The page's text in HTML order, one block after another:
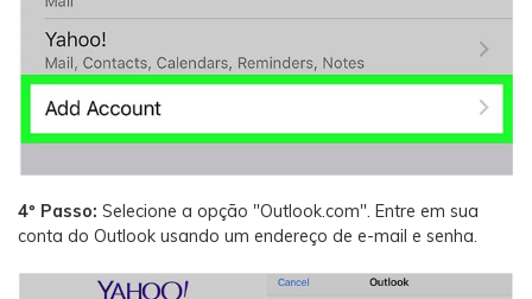
4º Passo: Selecione a opção "Outlook.com". Entre em sua
conta do Outlook usando um endereço de e-mail e senha.